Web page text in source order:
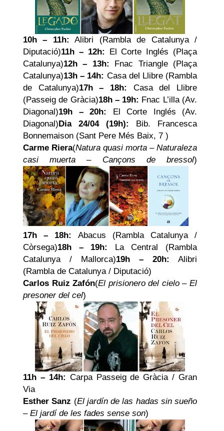
10h – 11h: Alibri (Rambla de Catalunya /
Diputació)11h – 12h: El Corte Inglés (Plaça
Catalunya)12h – 13h: Fnac Triangle (Plaça
Catalunya)13h – 14h: Casa del Llibre (Rambla
de Catalunya)17h – 18h:
Casa del Llibre
(Passeig de Gràcia)18h – 19h: Fnac L’illa (Av.
Diagonal)19h – 20h:
El Corte Inglés (Av.
Diagonal) Dia 24/04 (19h):
Bib. Francesca
Bonnemaison (Sant Pere Més Baix, 7 )
Carme Riera(Natura quasi morta – Naturaleza
casi muerta – Cançons de bressol)
17h – 18h:
Abacus (Rambla Catalunya /
Còrsega)18h – 19h:
La Central (Rambla
Catalunya / Mallorca)19h – 20h:
Alibri
(Rambla de Catalunya / Diputació)
Carlos Ruiz Zafón(El prisionero del cielo–El
presoner del cel)
11h – 14h: Carpa Passeig de Gràcia / Gran
Via
Esther Sanz (El jardín de las hadas sin sueño
– El jardí de les fades sense son)